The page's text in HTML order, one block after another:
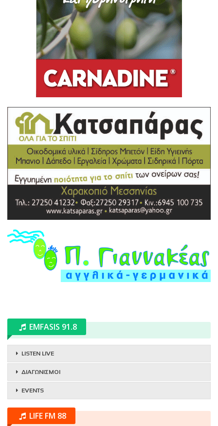
EMFASIS 91.8
LISTEN LIVE
ΔΙΑΓΩΝΙΣΜΟΙ
EVENTS
LIFE FM 88